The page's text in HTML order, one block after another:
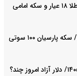
قیمت طلا و سکه امروز پنجشنبه ۱۵ مرداد ۱۴۰۵/ طلا ۱۸ عیار و سکه امامی
قیمت سکه پارسیان امروز پنجشنبه ۱۵ مرداد ۱۴۰۵/ سکه پارسیان ۱۰۰ سوتی
قیمت دلار، یورو و پوند امروز پنجشنبه ۱۵ مرداد ۱۴۰۵/ دلار آزاد امروز چند؟